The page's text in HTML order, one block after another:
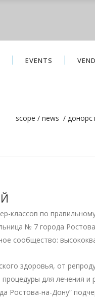
EVENTS
scope / news /
классов по
№ 7 города
сообщество:
здоровья, от
для лечения
Ростова-на-Дону”